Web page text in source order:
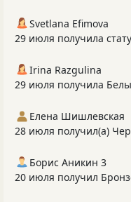
Svetlana Efimova
29 июля получила
Irina Razgulina
29 июля получила
Елена Шишлевская
28 июля получил(а)
Борис Аникин 3
20 июля получил